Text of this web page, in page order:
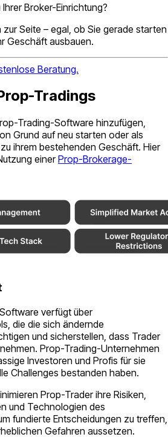
Broker-Einrichtung?
Seite – egal, ob Sie gerade starten
Geschäft ausbauen.
Beratung.
Tradings
Trading-Software hinzufügen,
Grund auf neu starten oder als
ihrem bestehenden Geschäft. Hier
einerProp-Brokerage-
verfügt über
die die sich ändernde
und sicherstellen, dass Trader
Prop-Trading-Unternehmen
Investoren und Profis für sie
Challenges bestanden haben.
Prop-Trader ihre Risiken,
und Technologien des
fundierte Entscheidungen zu treffen,
Gefahren aussetzen.